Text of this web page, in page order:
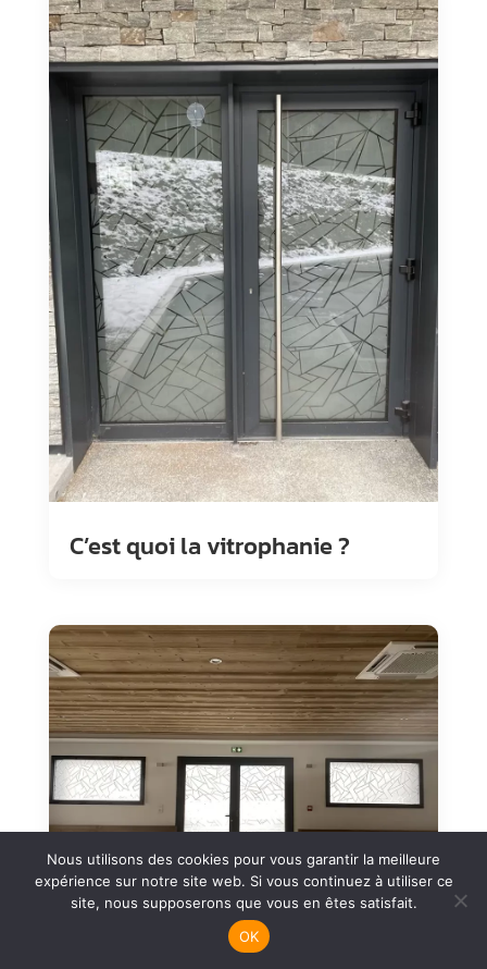
C’est quoi la vitrophanie ?
Nous utilisons des cookies pour vous garantir la meilleure
expérience sur notre site web. Si vous continuez à utiliser ce
site, nous supposerons que vous en êtes satisfait.
OK